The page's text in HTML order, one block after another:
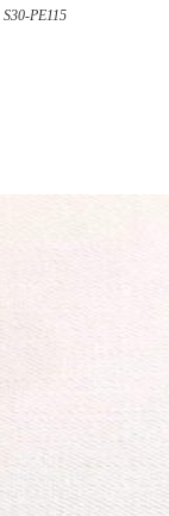
S30-PE115